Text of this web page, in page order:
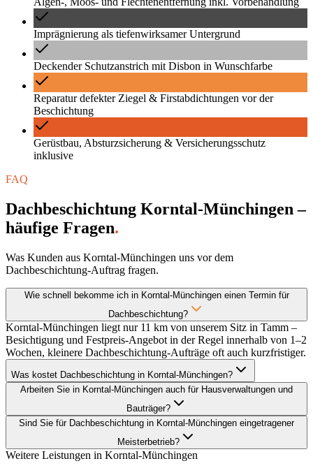
Imprägnierung als tiefenwirksamer Untergrund
Deckender Schutzanstrich mit Disbon in Wunschfarbe
Reparatur defekter Ziegel & Firstabdichtungen vor der
Beschichtung
Gerüstbau, Absturzsicherung & Versicherungsschutz
inklusive
FAQ
Dachbeschichtung Korntal-Münchingen –
häufige Fragen.
Was Kunden aus Korntal-Münchingen uns vor dem
Dachbeschichtung-Auftrag fragen.
Wie schnell bekomme ich in Korntal-Münchingen einen Termin für
Dachbeschichtung?
Korntal-Münchingen liegt nur 11 km von unserem Sitz in Tamm –
Besichtigung und Festpreis-Angebot in der Regel innerhalb von 1–2
Wochen, kleinere Dachbeschichtung-Aufträge oft auch kurzfristiger.
Was kostet Dachbeschichtung in Korntal-Münchingen?
Arbeiten Sie in Korntal-Münchingen auch für Hausverwaltungen und
Bauträger?
Sind Sie für Dachbeschichtung in Korntal-Münchingen eingetragener
Meisterbetrieb?
Weitere Leistungen in Korntal-Münchingen